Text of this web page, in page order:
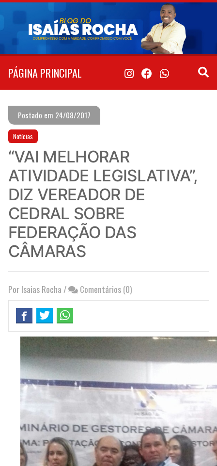
Pular
conteúdo
PÁGINA PRINCIPAL
Postado em 24/08/2017
Notícias
“VAI MELHORAR
ATIVIDADE LEGISLATIVA”,
DIZ VEREADOR DE
CEDRAL SOBRE
FEDERAÇÃO DAS
CÂMARAS
Por Isaias Rocha / Comentários (0)